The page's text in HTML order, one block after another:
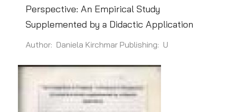
Perspective: An Empirical Study
Supplemented by a Didactic Application
Author: Daniela Kirchmar Publishing: U